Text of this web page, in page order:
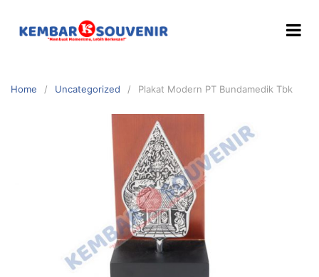
Home Uncategorized Plakat Modern PT Bundamedik Tbk